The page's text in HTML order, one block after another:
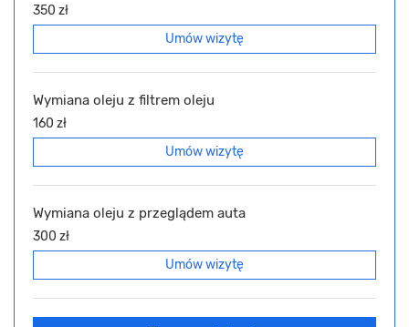
350 zł
Umów wizytę
Wymiana oleju z filtrem oleju
160 zł
Umów wizytę
Wymiana oleju z przeglądem auta
300 zł
Umów wizytę